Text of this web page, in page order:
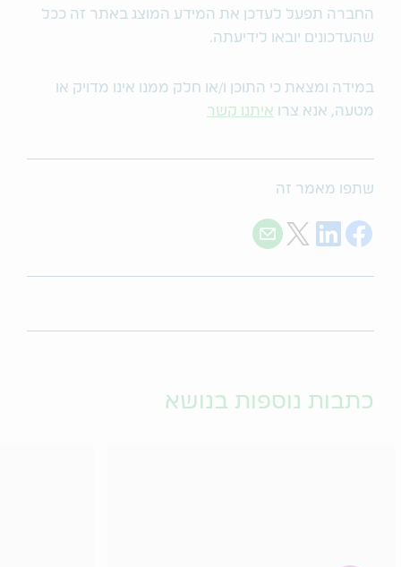
החברה תפעל לעדכן את המידע המוצג באתר זה ככל
שהעדכונים יובאו לידיעתה.
במידה ומצאת כי התוכן ו/או חלק ממנו אינו מדויק או
מטעה, אנא צרו איתנו קשר
שתפו מאמר זה
Share on Facebook
Share on LinkedIn
Share on Twitter
Share with E-mail
כתבות נוספות בנושא